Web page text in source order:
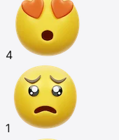
4
1